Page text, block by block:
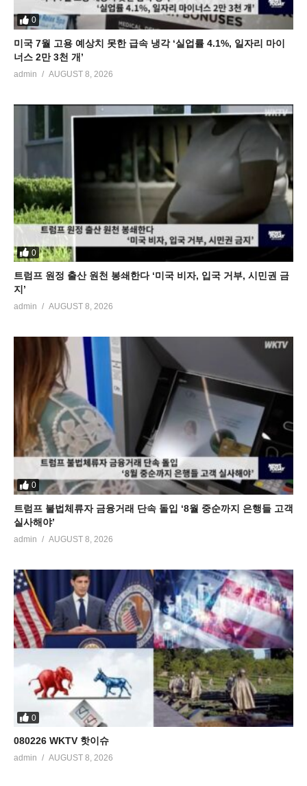
0
미국 7월 고용 예상치 못한 급속 냉각 ‘실업률 4.1%, 일자리 마이
너스 2만 3천 개’
admin AUGUST 8, 2026
0
트럼프 원정 출산 원천 봉쇄한다 ‘미국 비자, 입국 거부, 시민권 금
지’
admin AUGUST 8, 2026
0
트럼프 불법체류자 금융거래 단속 돌입 ‘8월 중순까지 은행들 고객
실사해야’
admin AUGUST 8, 2026
0
080226 WKTV 핫이슈
admin AUGUST 8, 2026